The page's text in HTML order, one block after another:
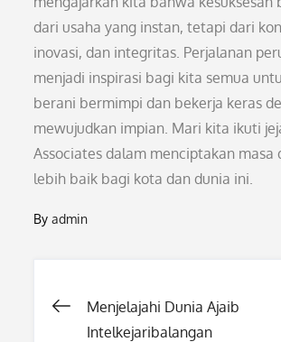
dari usaha yang instan, tetapi dari
inovasi, dan integritas. Perjalanan
menjadi inspirasi bagi kita semua
berani bermimpi dan bekerja keras
mewujudkan impian. Mari kita ikuti
Associates dalam menciptakan masa
lebih baik bagi kota dan dunia ini.
Byadmin
Post
Menjelajahi Dunia Ajaib
Intelkejaribalangan